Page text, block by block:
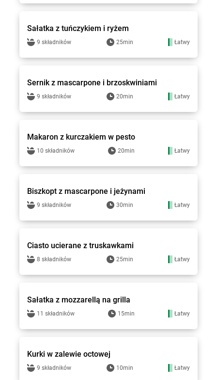
Groszek - przepisy
Sałatka z tuńczykiem i ryżem
9 składników 25min Łatwy
Groszek - przepisy
Sernik z mascarpone i brzoskwiniami
9 składników 20min Łatwy
Groszek - przepisy
Makaron z kurczakiem w pesto
10 składników 20min Łatwy
Groszek - przepisy
Biszkopt z mascarpone i jeżynami
9 składników 30min Łatwy
Groszek - przepisy
Ciasto ucierane z truskawkami
8 składników 25min Łatwy
Groszek - przepisy
Sałatka z mozzarellą na grilla
11 składników 15min Łatwy
Groszek - przepisy
Kurki w zalewie octowej
9 składników 10min Łatwy